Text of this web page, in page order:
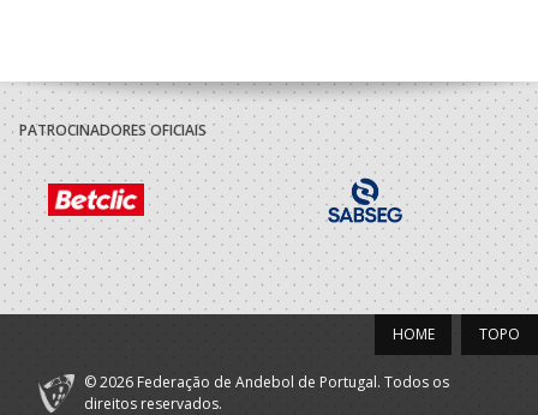
PATROCINADORES OFICIAIS
TOPO
HOME
© 2026 Federação de Andebol de Portugal. Todos os
direitos reservados.